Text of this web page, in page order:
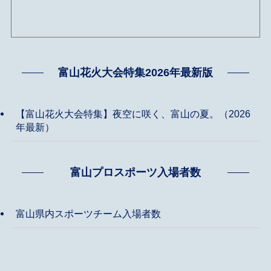
富山花火大会特集2026年最新版
【富山花火大会特集】夜空に咲く、富山の夏。（2026
年最新）
富山プロスポーツ入場者数
富山県内スポーツチーム入場者数